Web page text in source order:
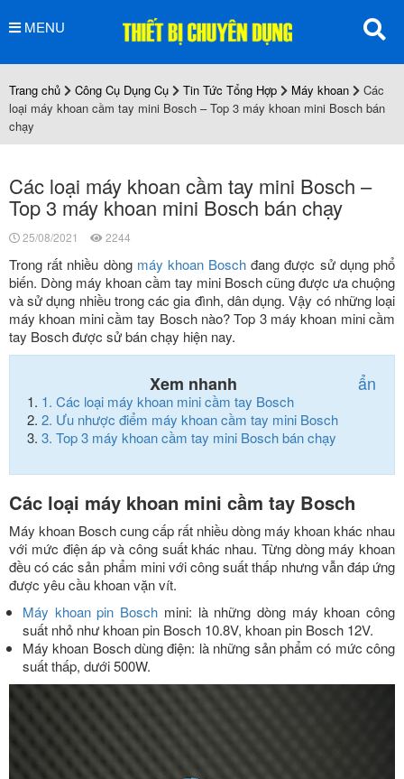
MENU
Trang chủ Công Cụ Dụng Cụ Tin Tức Tổng Hợp Máy khoan
Các
loại máy khoan cầm tay mini Bosch – Top 3 máy khoan mini Bosch bán
chạy
Các loại máy khoan cầm tay mini Bosch –
Top 3 máy khoan mini Bosch bán chạy
25/08/2021 2244
Trong rất nhiều dòng máy khoan Bosch đang được sử dụng phổ
biến. Dòng máy khoan cầm tay mini Bosch cũng được ưa chuộng
và sử dụng nhiều trong các gia đình, dân dụng. Vậy có những loại
máy khoan mini cầm tay Bosch nào? Top 3 máy khoan mini cầm
tay Bosch được sử bán chạy hiện nay.
Xem nhanh ẩn
1. Các loại máy khoan mini cầm tay Bosch
2. Ưu nhược điểm máy khoan cầm tay mini Bosch
3. Top 3 máy khoan cầm tay mini Bosch bán chạy
Các loại máy khoan mini cầm tay Bosch
Máy khoan Bosch cung cấp rất nhiều dòng máy khoan khác nhau
với mức điện áp và công suất khác nhau. Từng dòng máy khoan
đều có các sản phẩm mini với công suất thấp nhưng vẫn đáp ứng
được yêu cầu khoan vặn vít.
Máy khoan pin Bosch mini: là những dòng máy khoan công
suất nhỏ như khoan pin Bosch 10.8V, khoan pin Bosch 12V.
Máy khoan Bosch dùng điện: là những sản phẩm có mức công
suất thấp, dưới 500W.